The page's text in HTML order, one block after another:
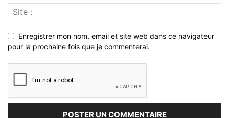
Enregistrer mon nom, email et site web dans ce navigateur
pour la prochaine fois que je commenterai.